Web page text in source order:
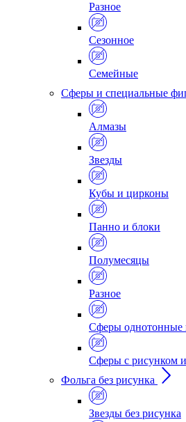
Разное
Сезонное
Семейные
Сферы и специальные
Алмазы
Звезды
Кубы и цирконы
Панно и блоки
Полумесяцы
Разное
Сферы однотонные
Сферы с рисунком
Фольга без рисунка
Звезды без рисунка